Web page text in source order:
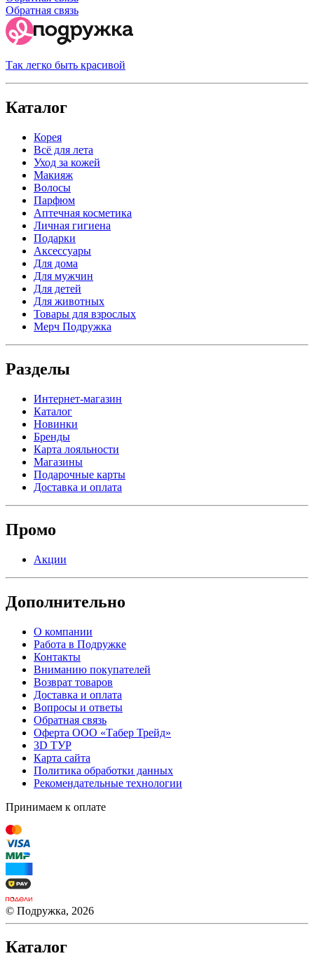
Обратная связь
Так легко быть красивой
Каталог
Корея
Всё для лета
Уход за кожей
Макияж
Волосы
Парфюм
Аптечная косметика
Личная гигиена
Подарки
Аксессуары
Для дома
Для мужчин
Для детей
Для животных
Товары для взрослых
Мерч Подружка
Разделы
Интернет-магазин
Каталог
Новинки
Бренды
Карта лояльности
Магазины
Подарочные карты
Доставка и оплата
Промо
Акции
Дополнительно
О компании
Работа в Подружке
Контакты
Вниманию покупателей
Возврат товаров
Доставка и оплата
Вопросы и ответы
Обратная связь
Оферта ООО «Табер Трейд»
3D ТУР
Карта сайта
Политика обработки данных
Рекомендательные технологии
Принимаем к оплате
© Подружка, 2026
Каталог